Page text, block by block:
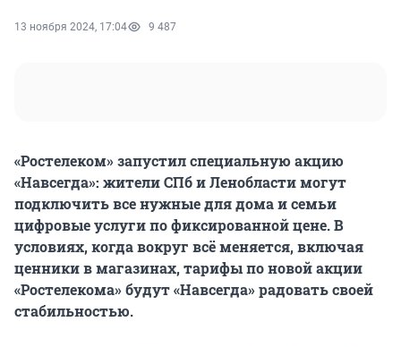
13 ноября 2024, 17:04 9 487
«Ростелеком» запустил специальную акцию
«Навсегда»: жители СПб и Ленобласти могут
подключить все нужные для дома и семьи
цифровые услуги по фиксированной цене. В
условиях, когда вокруг всё меняется, включая
ценники в магазинах, тарифы по новой акции
«Ростелекома» будут «Навсегда» радовать своей
стабильностью.